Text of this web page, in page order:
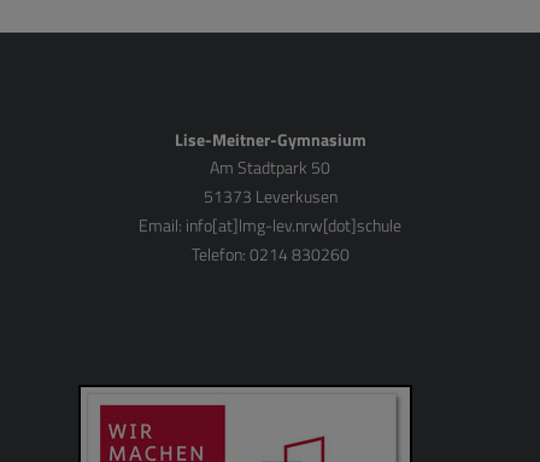
Lise-Meitner-Gymnasium
Am Stadtpark 50
51373 Leverkusen
Email: info[at]lmg-lev.nrw[dot]schule
Telefon: 0214 830260